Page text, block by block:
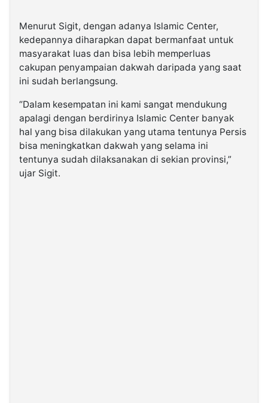
Menurut Sigit, dengan adanya Islamic Center,
kedepannya diharapkan dapat bermanfaat untuk
masyarakat luas dan bisa lebih memperluas
cakupan penyampaian dakwah daripada yang saat
ini sudah berlangsung.
“Dalam kesempatan ini kami sangat mendukung
apalagi dengan berdirinya Islamic Center banyak
hal yang bisa dilakukan yang utama tentunya Persis
bisa meningkatkan dakwah yang selama ini
tentunya sudah dilaksanakan di sekian provinsi,”
ujar Sigit.